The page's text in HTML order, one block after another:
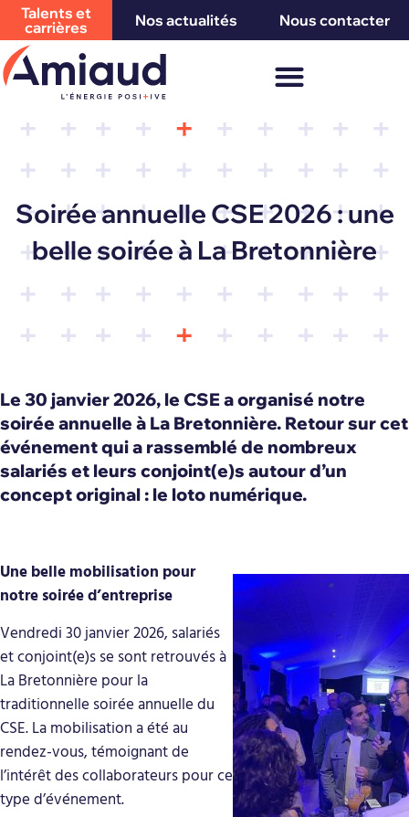
Talents et
carrières
Nos actualités Nous contacter
Soirée annuelle CSE 2026 : une
belle soirée à La Bretonnière
Le 30 janvier 2026, le CSE a organisé notre
soirée annuelle à La Bretonnière. Retour sur cet
événement qui a rassemblé de nombreux
salariés et leurs conjoint(e)s autour d’un
concept original : le loto numérique.
Une belle mobilisation pour
notre soirée d’entreprise
Vendredi 30 janvier 2026, salariés
et conjoint(e)s se sont retrouvés à
La Bretonnière pour la
traditionnelle soirée annuelle du
CSE. La mobilisation a été au
rendez-vous, témoignant de
l’intérêt des collaborateurs pour ce
type d’événement.